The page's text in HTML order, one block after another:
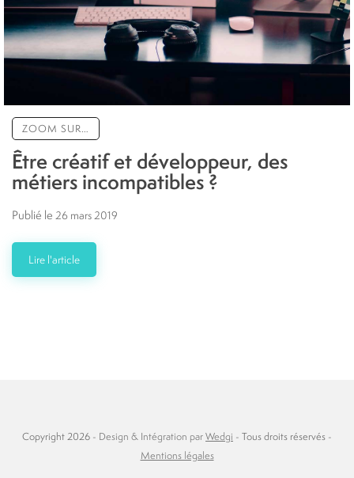
ZOOM SUR…
Être créatif et développeur, des
métiers incompatibles ?
Publié le 26 mars 2019
Lire l'article
Copyright 2026 - Design & Intégration parWedgi - Tous droits réservés -
Mentions légales